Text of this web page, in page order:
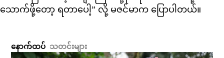
သောက်ဖို့တော့ ရတာပေါ့” လို့ မဇင်မာက ပြောပါတယ်။
နောက်ထပ် သတင်းများ